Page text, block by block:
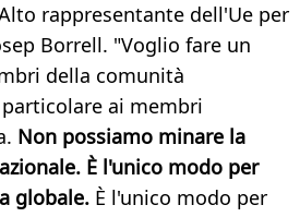
rappresentante dell'Ue per
Borrell. "Voglio fare un
della comunità
ai membri
Non possiamo minare la
È l'unico modo per
globale. È l'unico modo per